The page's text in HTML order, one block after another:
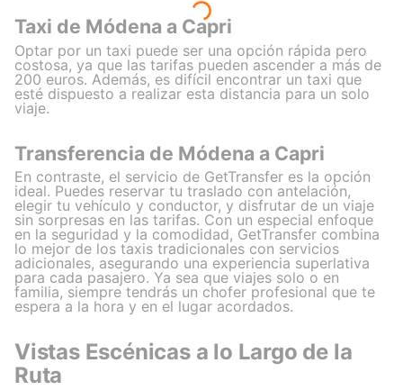
Taxi de Módena a Capri
Optar por un taxi puede ser una opción rápida pero
costosa, ya que las tarifas pueden ascender a más de
200 euros. Además, es difícil encontrar un taxi que
esté dispuesto a realizar esta distancia para un solo
viaje.
Transferencia de Módena a Capri
En contraste, el servicio de GetTransfer es la opción
ideal. Puedes reservar tu traslado con antelación,
elegir tu vehículo y conductor, y disfrutar de un viaje
sin sorpresas en las tarifas. Con un especial enfoque
en la seguridad y la comodidad, GetTransfer combina
lo mejor de los taxis tradicionales con servicios
adicionales, asegurando una experiencia superlativa
para cada pasajero. Ya sea que viajes solo o en
familia, siempre tendrás un chofer profesional que te
espera a la hora y en el lugar acordados.
Vistas Escénicas a lo Largo de la
Ruta